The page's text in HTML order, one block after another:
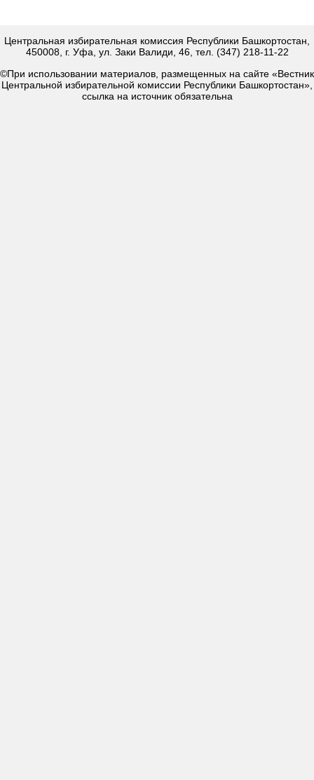
Центральная избирательная комиссия Республики Башкортостан,
450008, г. Уфа, ул. Заки Валиди, 46, тел. (347) 218-11-22
©При использовании материалов, размещенных на сайте «Вестник
Центральной избирательной комиссии Республики Башкортостан»,
ссылка на источник обязательна